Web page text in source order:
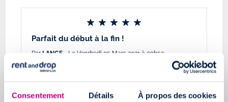
Consentement Détails À propos des cookies
Parfait du début à la fin !
Par LANGE - Le Vendredi 05 Mars 2021 à 09h53
Réservation facile, très bon accueil à l'agence de Vannes et
étaient largement suffisant. Le véhicule est très logeable,